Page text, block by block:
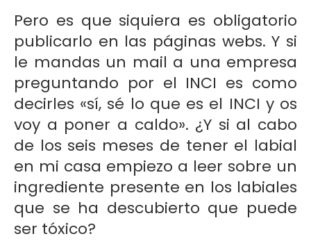
Pero es que siquiera es obligatorio
publicarlo en las páginas webs. Y si
le mandas un mail a una empresa
preguntando por el INCI es como
decirles «sí, sé lo que es el INCI y os
voy a poner a caldo». ¿Y si al cabo
de los seis meses de tener el labial
en mi casa empiezo a leer sobre un
ingrediente presente en los labiales
que se ha descubierto que puede
ser tóxico?